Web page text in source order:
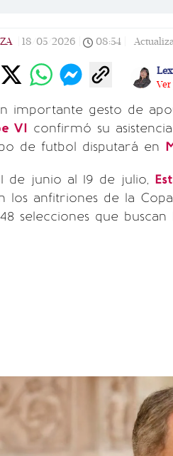
18/05/2026 08:54
Ver
importante gesto de
VI confirmó su
de futbol disputará en
de junio al 19 de julio,
los anfitriones de la
selecciones que